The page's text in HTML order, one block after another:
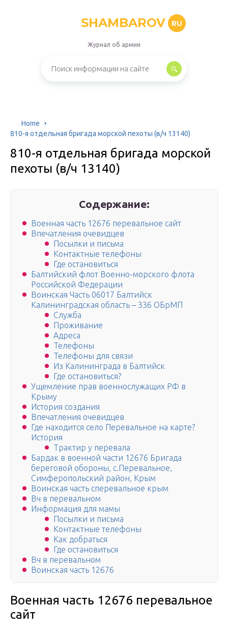
SHAMBAROV RU
Журнал об армии
Home
810-я отдельная бригада морской пехоты (в/ч 13140)
810-я отдельная бригада морской
пехоты (в/ч 13140)
Содержание:
Военная часть 12676 перевальное сайт
Впечатления очевидцев
Посылки и письма
Контактные телефоны
Где остановиться
Балтийский флот Военно-морского флота
Российской Федерации
Воинская Часть 06017 Балтийск
Калининградская область – 336 ОБрМП
Служба
Проживание
Адреса
Телефоны
Телефоны для связи
Из Калининграда в Балтийск
Где остановиться?
Ущемление прав военнослужащих РФ в
Крыму
История создания
Впечатления очевидцев
Где находится село Перевальное на карте?
История
Трактир у перевала
Бардак в военной части 12676 Бригада
береговой обороны, с.Перевальное,
Симферопольский район, Крым
Воинская часть сперевальное крым
Вч в перевальном
Информация для мамы
Посылки и письма
Контактные телефоны
Как добраться
Где остановиться
Вч в перевальном
Воинская часть 12676
Военная часть 12676 перевальное
сайт